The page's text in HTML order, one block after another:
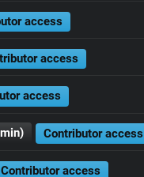
access
access
access
Contributor access
Contributor access